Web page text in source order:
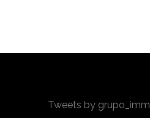
Tweets by grupo_imm